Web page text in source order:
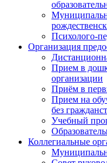
Психолого-
Организация
Прием в
организации
Приём в
Прием на
без
Учебный
Коллегиальные